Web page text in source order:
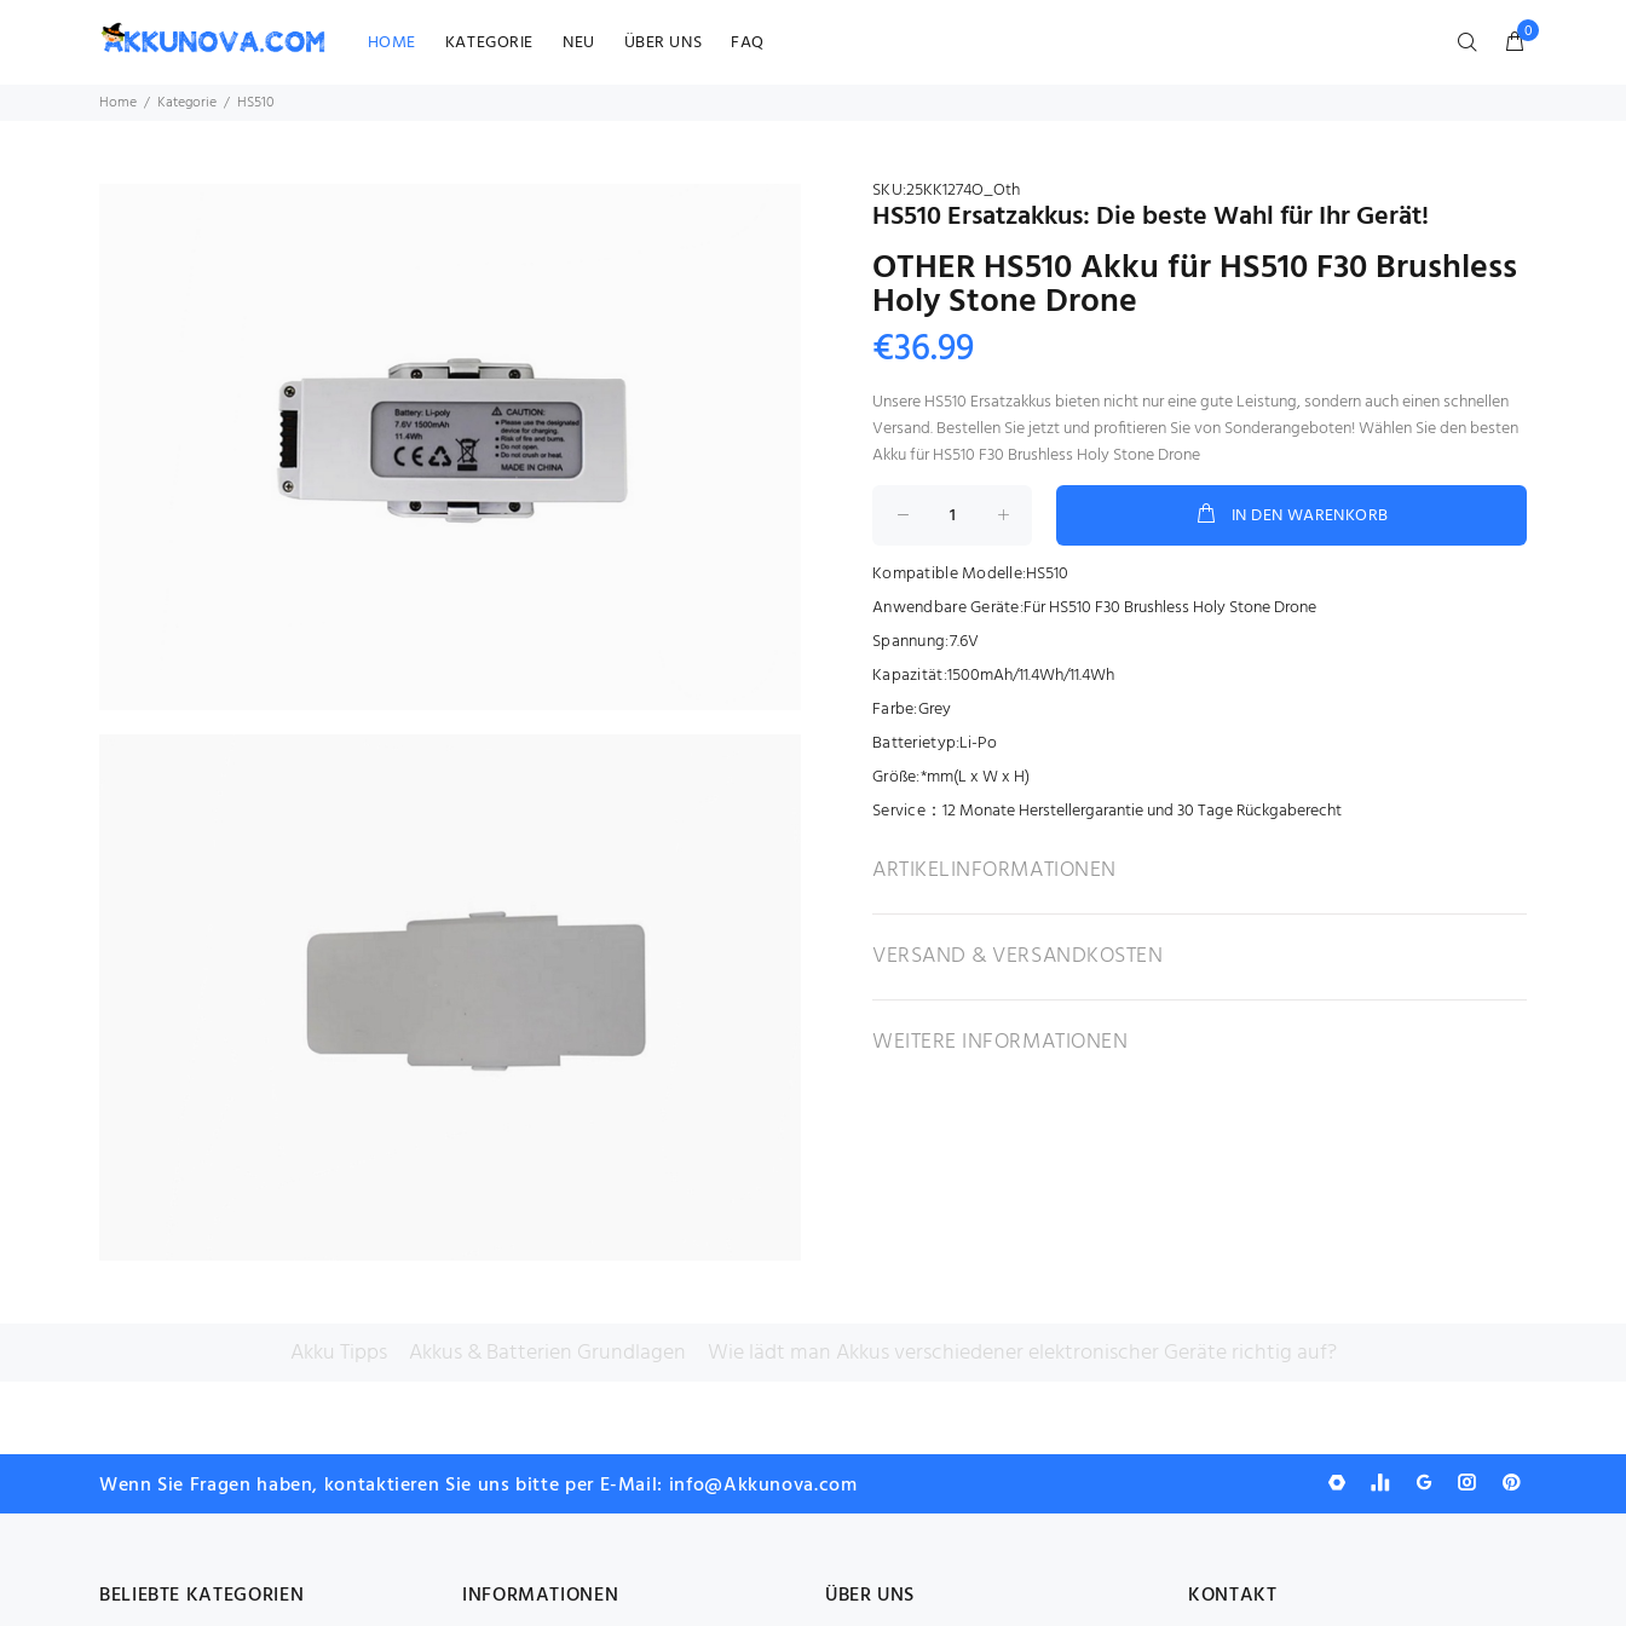
HOME KATEGORIE NEU ÜBER UNS FAQ 0
Home Kategorie HS510
SKU:25KK1274O_Oth
HS510 Ersatzakkus: Die beste Wahl für Ihr Gerät!
OTHER HS510 Akku für HS510 F30 Brushless
Holy Stone Drone
€36.99
Unsere HS510 Ersatzakkus bieten nicht nur eine gute Leistung, sondern auch einen schnellen
Versand. Bestellen Sie jetzt und profitieren Sie von Sonderangeboten! Wählen Sie den besten
Akku für HS510 F30 Brushless Holy Stone Drone
IN DEN WARENKORB
Kompatible Modelle:HS510
Anwendbare Geräte:Für HS510 F30 Brushless Holy Stone Drone
Spannung:7.6V
Kapazität:1500mAh/11.4Wh/11.4Wh
Farbe:Grey
Batterietyp:Li-Po
Größe:*mm(L x W x H)
Service：12 Monate Herstellergarantie und 30 Tage Rückgaberecht
ARTIKELINFORMATIONEN
VERSAND & VERSANDKOSTEN
WEITERE INFORMATIONEN
Akku Tipps Akkus & Batterien Grundlagen Wie lädt man Akkus verschiedener elektronischer Geräte richtig auf?
Wenn Sie Fragen haben, kontaktieren Sie uns bitte per E-Mail: info@Akkunova.com
BELIEBTE KATEGORIEN INFORMATIONEN ÜBER UNS KONTAKT